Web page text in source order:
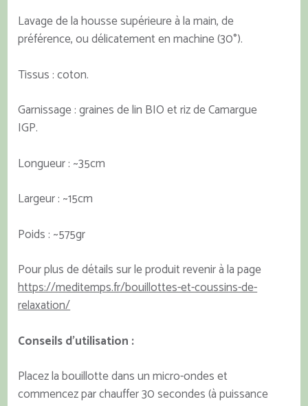
Lavage de la housse supérieure à la main, de
préférence, ou délicatement en machine (30°).
Tissus : coton.
Garnissage : graines de lin BIO et riz de Camargue
IGP.
Longueur : ~35cm
Largeur : ~15cm
Poids : ~575gr
Pour plus de détails sur le produit revenir à la page
https://meditemps.fr/bouillottes-et-coussins-de-
relaxation/
Conseils d’utilisation :
Placez la bouillotte dans un micro-ondes et
commencez par chauffer 30 secondes (à puissance